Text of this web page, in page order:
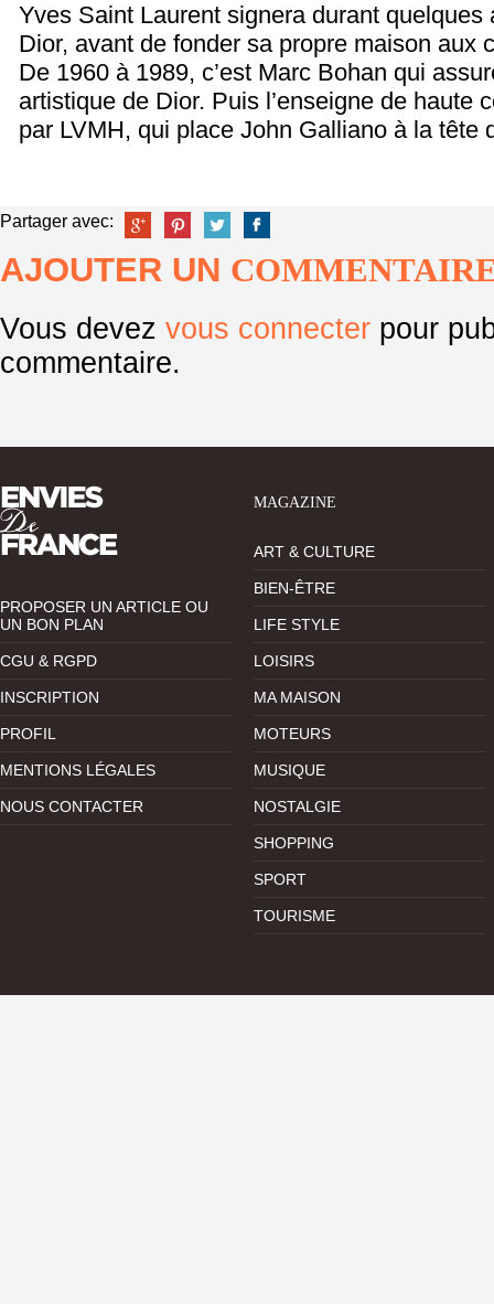
Yves Saint Laurent signera durant
Dior, avant de fonder sa propre maison aux
De 1960 à 1989, c’est Marc Bohan qui
artistique de Dior. Puis l’enseigne de haute
par LVMH, qui place John Galliano à la tête
Partager avec:
AJOUTER UN
Vous devez vous connecter pour
commentaire.
PROPOSER UN ARTICLE OU
UN BON PLAN
CGU & RGPD
INSCRIPTION
PROFIL
MENTIONS LÉGALES
NOUS CONTACTER
MAGAZINE
ART & CULTURE
BIEN-ÊTRE
LIFE STYLE
LOISIRS
MA MAISON
MOTEURS
MUSIQUE
NOSTALGIE
SHOPPING
SPORT
TOURISME